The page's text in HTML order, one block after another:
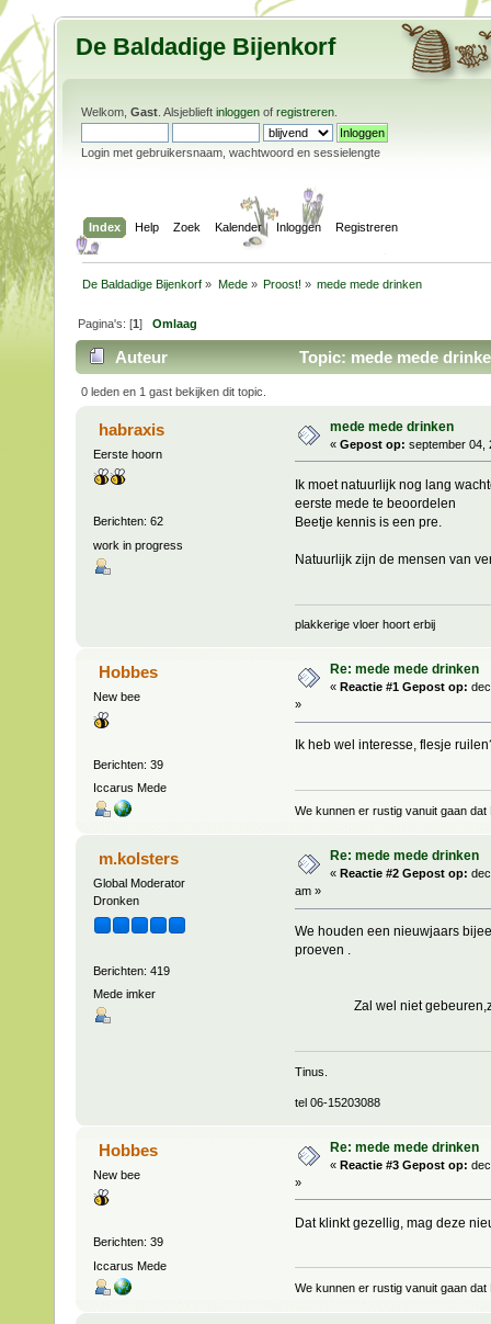
De Baldadige Bijenkorf
Welkom, Gast . Alsjeblieft inloggen of registreren
Login met gebruikersnaam, wachtwoord en sessielengte
Index Help Zoek Kalender Inloggen Registreren
De Baldadige Bijenkorf » Mede» Proost! » mede mede drinken
Pagina's: [1]Omlaag
Auteur Topic: mede mede
0 leden en 1 gast bekijken dit topic.
habraxis
Eerste hoorn
Berichten: 62
work in progress
mede mede drinken
« Gepost op: september 04,
Ik moet natuurlijk nog lang
eerste mede te beoordelen
Beetje kennis is een pre.
Natuurlijk zijn de mensen van
plakkerige vloer hoort erbij
Hobbes
New bee
Berichten: 39
Iccarus Mede
Re: mede mede drinken
« Reactie #1 Gepost op:
»
Ik heb wel interesse, flesje
We kunnen er rustig vanuit gaan
m.kolsters
Global Moderator
Dronken
Berichten: 419
Mede imker
Re: mede mede drinken
« Reactie #2 Gepost op:
am »
We houden een nieuwjaars
proeven .
Zal wel niet gebeuren,ze
Tinus.
tel 06-15203088
Hobbes
New bee
Berichten: 39
Iccarus Mede
Re: mede mede drinken
« Reactie #3 Gepost op:
»
Dat klinkt gezellig, mag deze
We kunnen er rustig vanuit gaan